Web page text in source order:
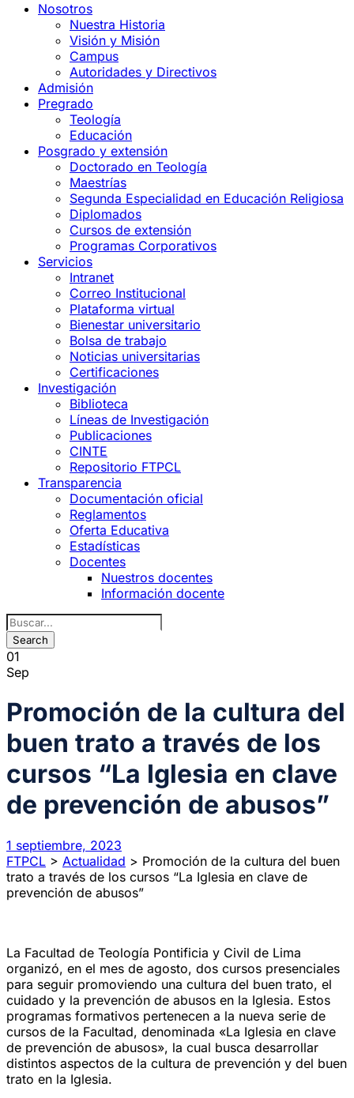
Nosotros
Nuestra Historia
Visión y Misión
Campus
Autoridades y Directivos
Admisión
Pregrado
Teología
Educación
Posgrado y extensión
Doctorado en Teología
Maestrías
Segunda Especialidad en Educación Religiosa
Diplomados
Cursos de extensión
Programas Corporativos
Servicios
Intranet
Correo Institucional
Plataforma virtual
Bienestar universitario
Bolsa de trabajo
Noticias universitarias
Certificaciones
Investigación
Biblioteca
Líneas de Investigación
Publicaciones
CINTE
Repositorio FTPCL
Transparencia
Documentación oficial
Reglamentos
Oferta Educativa
Estadísticas
Docentes
Nuestros docentes
Información docente
01
Sep
Promoción de la cultura del
buen trato a través de los
cursos “La Iglesia en clave
de prevención de abusos”
1 septiembre, 2023
FTPCL > Actualidad > Promoción de la cultura del buen
trato a través de los cursos “La Iglesia en clave de
prevención de abusos”
La Facultad de Teología Pontificia y Civil de Lima
organizó, en el mes de agosto, dos cursos presenciales
para seguir promoviendo una cultura del buen trato, el
cuidado y la prevención de abusos en la Iglesia. Estos
programas formativos pertenecen a la nueva serie de
cursos de la Facultad, denominada «La Iglesia en clave
de prevención de abusos», la cual busca desarrollar
distintos aspectos de la cultura de prevención y del buen
trato en la Iglesia.